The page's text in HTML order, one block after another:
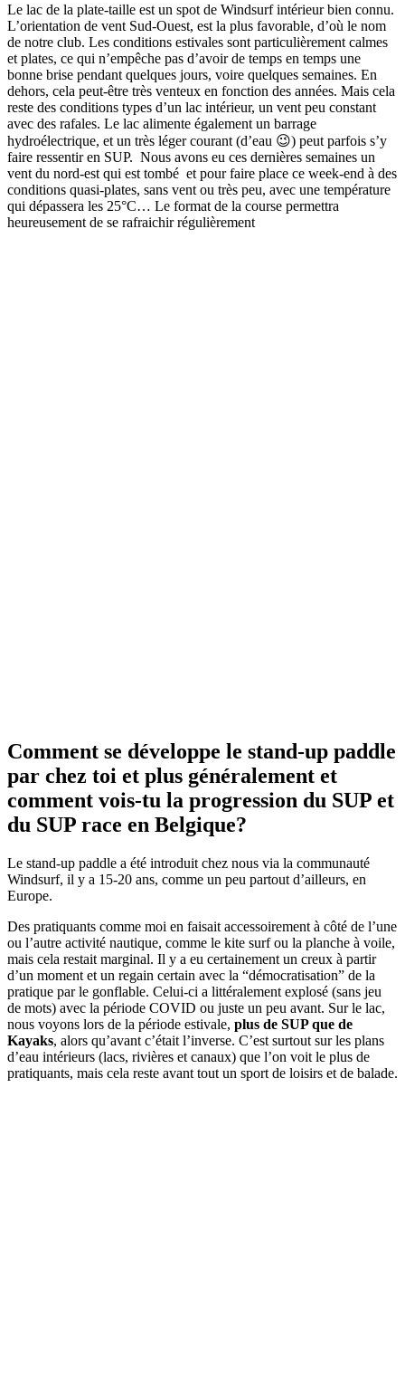
Le lac de la plate-taille est un spot de Windsurf intérieur bien connu.
L’orientation de vent Sud-Ouest, est la plus favorable, d’où le nom
de notre club. Les conditions estivales sont particulièrement calmes
et plates, ce qui n’empêche pas d’avoir de temps en temps une
bonne brise pendant quelques jours, voire quelques semaines. En
dehors, cela peut-être très venteux en fonction des années. Mais cela
reste des conditions types d’un lac intérieur, un vent peu constant
avec des rafales. Le lac alimente également un barrage
hydroélectrique, et un très léger courant (d’eau 😉) peut parfois s’y
faire ressentir en SUP. Nous avons eu ces dernières semaines un
vent du nord-est qui est tombé et pour faire place ce week-end à des
conditions quasi-plates, sans vent ou très peu, avec une température
qui dépassera les 25°C… Le format de la course permettra
heureusement de se rafraichir régulièrement
Comment se développe le stand-up paddle
par chez toi et plus généralement et
comment vois-tu la progression du SUP et
du SUP race en Belgique?
Le stand-up paddle a été introduit chez nous via la communauté
Windsurf, il y a 15-20 ans, comme un peu partout d’ailleurs, en
Europe.
Des pratiquants comme moi en faisait accessoirement à côté de l’une
ou l’autre activité nautique, comme le kite surf ou la planche à voile,
mais cela restait marginal. Il y a eu certainement un creux à partir
d’un moment et un regain certain avec la “démocratisation” de la
pratique par le gonflable. Celui-ci a littéralement explosé (sans jeu
de mots) avec la période COVID ou juste un peu avant. Sur le lac,
nous voyons lors de la période estivale, plus de SUP que de
Kayaks, alors qu’avant c’était l’inverse. C’est surtout sur les plans
d’eau intérieurs (lacs, rivières et canaux) que l’on voit le plus de
pratiquants, mais cela reste avant tout un sport de loisirs et de balade.